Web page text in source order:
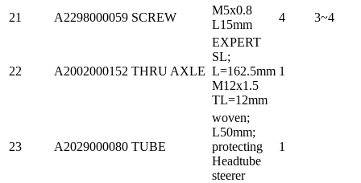
21 A2298000059 SCREW
M5x0.8
L15mm
4 3~4
22 A2002000152 THRU AXLE
EXPERT
SL;
L=162.5mm
M12x1.5
TL=12mm
1
23 A2029000080 TUBE
woven;
L50mm;
protecting
Headtube
steerer
1